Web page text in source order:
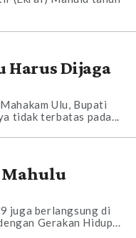
Dijaga
Ulu, Bupati
tidak terbatas pada...
Mahulu
juga berlangsung di
Gerakan Hidup...